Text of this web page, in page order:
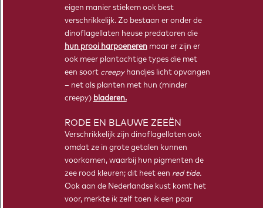
Berekeningen maken over het klimaat doe je met modellen.
Wiskunde is essentieel om die wetten en metingen in een
kloppend model te vangen.
eigen manier stiekem ook best
verschrikkelijk. Zo bestaan er onder de
dinoflagellaten heuse predatoren die
hun prooi harpoenerenmaar er zijn er
ook meer plantachtige types die met
een soort creepyhandjes licht opvangen
– net als planten met hun (minder
creepy) bladeren.
RODE EN BLAUWE ZEEËN
Verschrikkelijk zijn dinoflagellaten ook
omdat ze in grote getalen kunnen
voorkomen, waarbij hun pigmenten de
zee rood kleuren; dit heet een red tide.
Ook aan de Nederlandse kust komt het
voor, merkte ik zelf toen ik een paar